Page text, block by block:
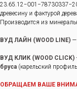
древесину и фактурой
Производится из
ВУД ЛАЙН (WOOD LINE) —
ВУД КЛИК (WOOD CLICK)
бруса (карельский
ОБРАЩАЕМ ВАШЕ